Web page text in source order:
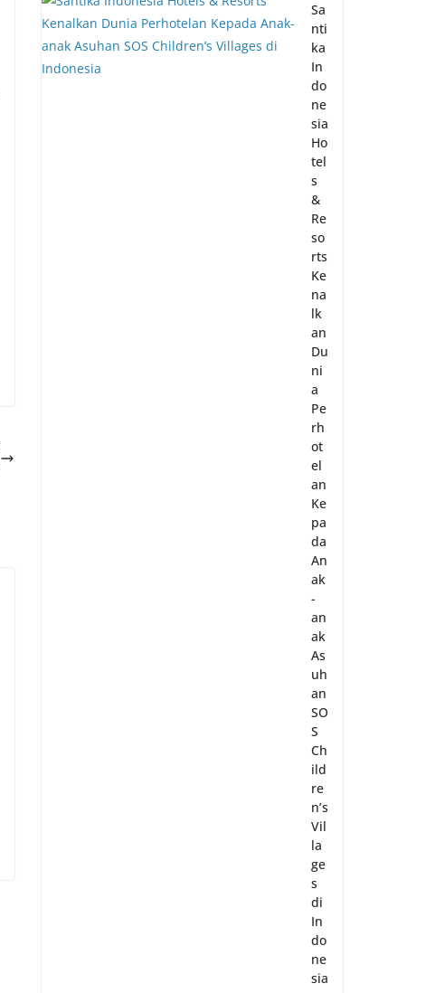
Sa
nti
ka
In
do
ne
sia
Ho
tel
s
&
Re
so
rts
Ke
na
lk
an
Du
ni
a
Pe
rh
ot
el
an
Ke
pa
da
An
ak
-
an
ak
As
uh
an
SO
S
Ch
ild
re
n’s
Vil
la
ge
s
di
In
do
ne
sia